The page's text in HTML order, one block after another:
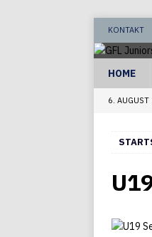
KONTAKT
HOME
6.